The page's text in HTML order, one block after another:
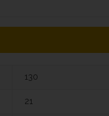
130
21